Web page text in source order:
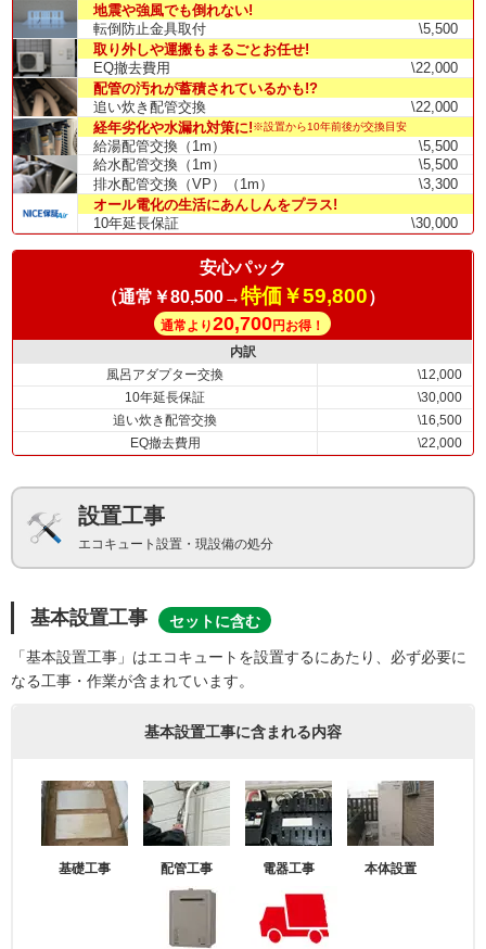
地震や強風でも倒れない!
転倒防止金具取付
\5,500
取り外しや運搬もまるごとお任せ!
EQ撤去費用
\22,000
配管の汚れが蓄積されているかも!?
追い炊き配管交換
\22,000
経年劣化や水漏れ対策に!※設置から10年前後が交換目安
給湯配管交換（1m）
\5,500
給水配管交換（1m）
\5,500
排水配管交換（VP）（1m）
\3,300
オール電化の生活にあんしんをプラス!
10年延長保証
\30,000
安心パック
（通常￥80,500→特価￥59,800）
通常より20,700円お得！
内訳
風呂アダプター交換
\12,000
10年延長保証
\30,000
追い炊き配管交換
\16,500
EQ撤去費用
\22,000
設置工事
エコキュート設置・現設備の処分
基本設置工事 セットに含む
「基本設置工事」はエコキュートを設置するにあたり、必ず必要に
なる工事・作業が含まれています。
基本設置工事に含まれる内容
基礎工事 配管工事 電器工事 本体設置